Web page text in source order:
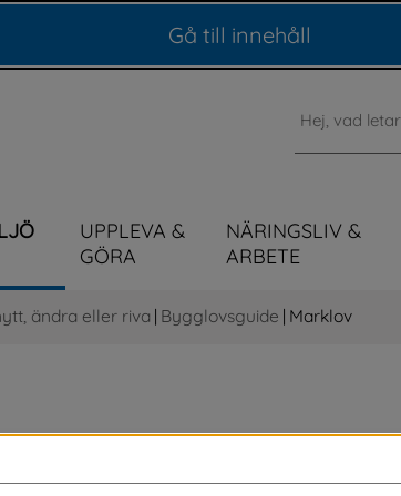
Gå till innehåll
Sök
UPPLEVA &
GÖRA
NÄRINGSLIV &
ARBETE
ändra eller riva | Bygglovsguide | Marklov
detaljplanerat område och
du marklov. Om